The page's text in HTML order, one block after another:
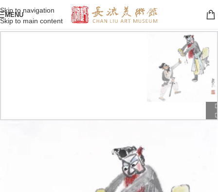
Skip to navigation
Skip to main content
MENU